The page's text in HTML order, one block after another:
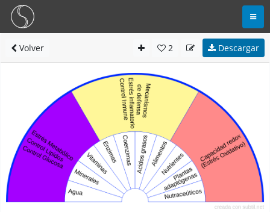
Volver 2 Descargar